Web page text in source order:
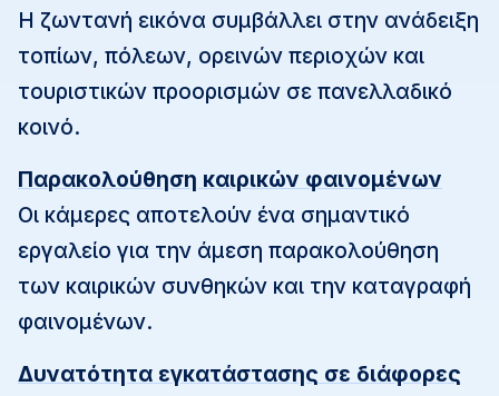
Η ζωντανή εικόνα συμβάλλει στην ανάδειξη
τοπίων, πόλεων, ορεινών περιοχών και
τουριστικών προορισμών σε πανελλαδικό
κοινό.
Παρακολούθηση καιρικών φαινομένων
Οι κάμερες αποτελούν ένα σημαντικό
εργαλείο για την άμεση παρακολούθηση
των καιρικών συνθηκών και την καταγραφή
φαινομένων.
Δυνατότητα εγκατάστασης σε διάφορες